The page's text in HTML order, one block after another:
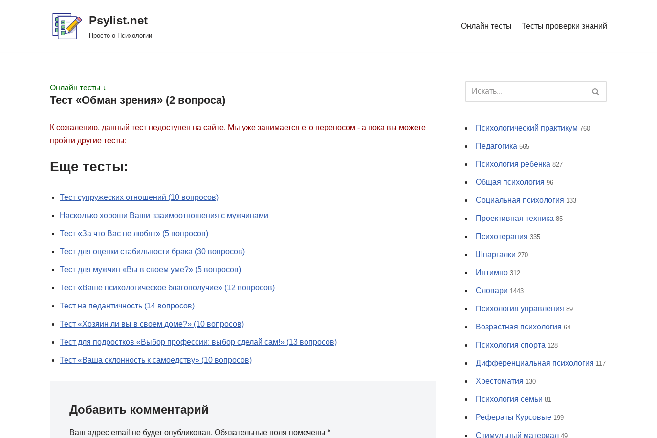
Psylist.net
Просто о Психологии
Онлайн тесты Тесты проверки знаний
Онлайн тесты ↓
Тест «Обман зрения» (2 вопроса)
К сожалению, данный тест недоступен на сайте. Мы уже занимается его переносом - а пока вы можете
пройти другие тесты:
Еще тесты:
Тест супружеских отношений (10 вопросов)
Насколько хороши Ваши взаимоотношения с мужчинами
Тест «За что Вас не любят» (5 вопросов)
Тест для оценки стабильности брака (30 вопросов)
Тест для мужчин «Вы в своем уме?» (5 вопросов)
Тест «Ваше психологическое благополучие» (12 вопросов)
Тест на педантичность (14 вопросов)
Тест «Хозяин ли вы в своем доме?» (10 вопросов)
Тест для подростков «Выбор профессии: выбор сделай сам!» (13 вопросов)
Тест «Ваша склонность к самоедству» (10 вопросов)
Добавить комментарий
Ваш адрес email не будет опубликован. Обязательные поля помечены *
Психологический практикум 760
Педагогика 565
Психология ребенка 827
Общая психология 96
Социальная психология 133
Проективная техника 85
Психотерапия 335
Шпаргалки 270
Интимно 312
Словари 1443
Психология управления 89
Возрастная психология 64
Психология спорта 128
Дифференциальная психология 117
Хрестоматия 130
Психология семьи 81
Рефераты Курсовые 199
Стимульный материал 49